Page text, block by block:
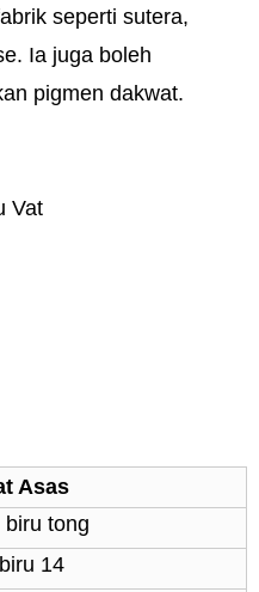
seperti sutera,
Ia juga boleh
pigmen dakwat.
Vat
Asas
biru tong
14